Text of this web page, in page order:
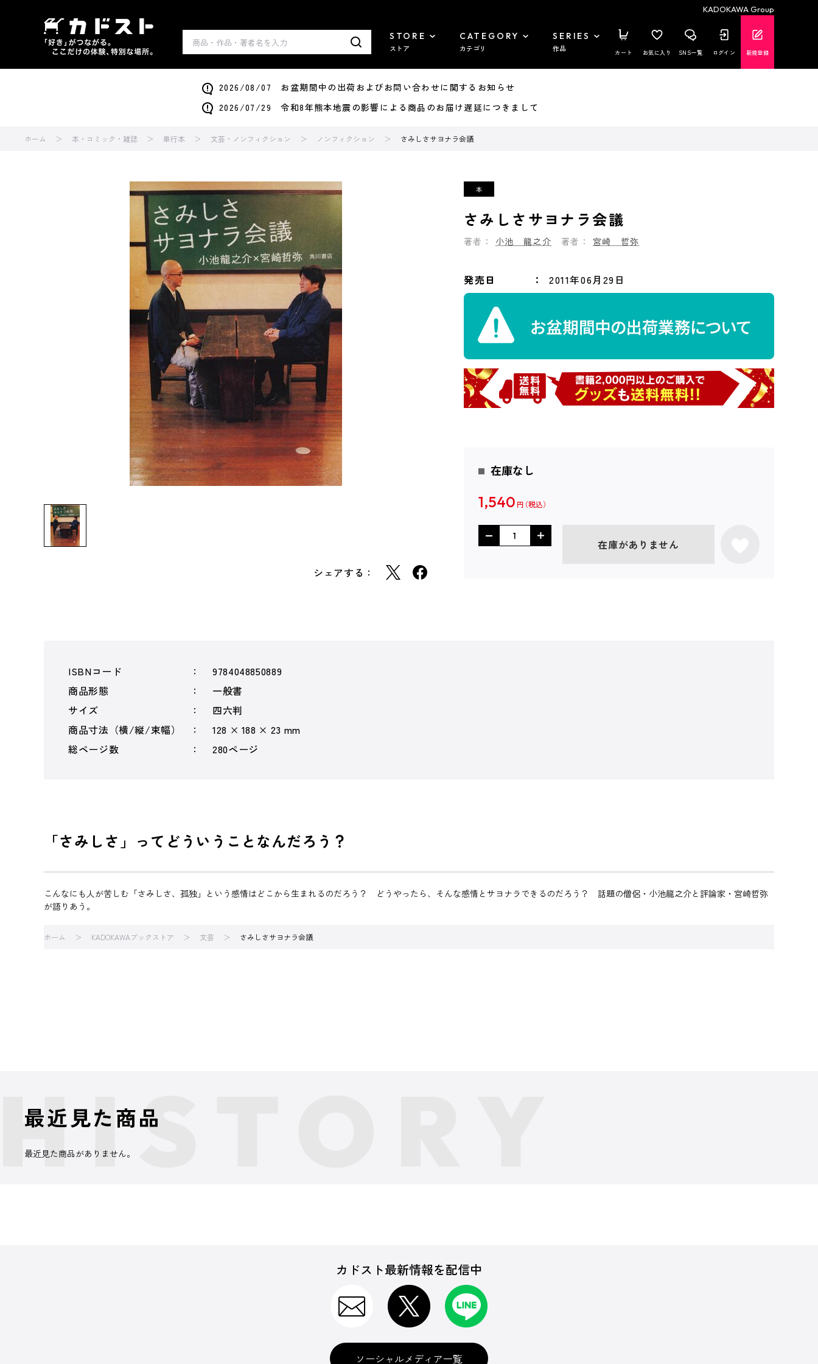
KADOKAWA Group
STORE
ストア
CATEGORY
カテゴリ
SERIES
作品 カート お気に入り SNS一覧 ログイン 新規登録
2026/08/07 お盆期間中の出荷およびお問い合わせに関するお知らせ
2026/07/29 令和8年熊本地震の影響による商品のお届け遅延につきまして
ホーム 本・コミック・雑誌 単行本 文芸・ノンフィクション ノンフィクション さみしさサヨナラ会議
シェアする：
さみしさサヨナラ会議
著者： 小池 龍之介 著者： 宮崎 哲弥
発売日 2011年06月29日
在庫なし
1,540 円
在庫がありません
ISBNコード
9784048850889
商品形態
一般書
サイズ
四六判
商品寸法（横/縦/束幅）
128 × 188 × 23 mm
総ページ数
280ページ
「さみしさ」ってどういうことなんだろう？
こんなにも人が苦しむ「さみしさ、孤独」という感情はどこから生まれるのだろう？ どうやったら、そんな感情とサヨナラできるのだろう？ 話題の僧侶・小池龍之介と評論家・宮崎哲弥
が語りあう。
ホーム KADOKAWAブックストア 文芸 さみしさサヨナラ会議
最近見た商品
最近見た商品がありません。
カドスト最新情報を配信中
ソーシャルメディア一覧